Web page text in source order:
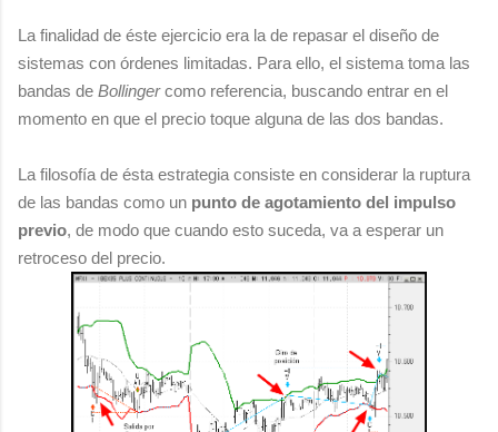
La finalidad de éste ejercicio era la de repasar el diseño de
sistemas con órdenes limitadas. Para ello, el sistema toma las
bandas de Bollingercomo referencia, buscando entrar en el
momento en que el precio toque alguna de las dos bandas.
La filosofía de ésta estrategia consiste en considerar la ruptura
de las bandas como un punto de agotamiento del impulso
previo, de modo que cuando esto suceda, va a esperar un
retroceso del precio.